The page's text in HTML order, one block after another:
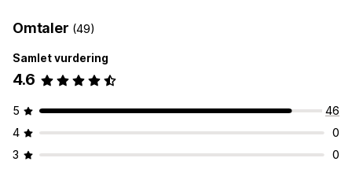
Omtaler (49)
Samlet vurdering
4.6
5
46
4
0
3
0